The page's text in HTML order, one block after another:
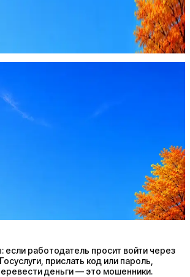
если работодатель просит войти через
прислать код или пароль,
деньги — это мошенники.
поиска с AI: рынки, позиции, вилка, каналы
если работодатель просит войти через
прислать код или пароль,
деньги — это мошенники.